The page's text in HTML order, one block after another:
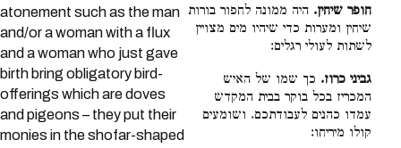
atonement such as the man
and/or a woman with a flux
and a woman who just gave
birth bring obligatory bird-
offerings which are doves
and pigeons – they put their
monies in the shofar-shaped
חופר שיחין. היה ממונה לחפור בורות
שיחין ומערות כדי שיהיו מים מצויין
לשתות לעולי רגלים:
גביני כרוז. כך שמו של האיש
המכריז בכל בוקר בבית המקדש
עמדו כהנים לעבודתכם. ושומעים
קולו מיריחו: